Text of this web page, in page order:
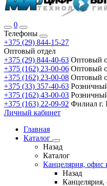
0
Телефоны
+375 (29) 844-15-27
Оптовый отдел
+375 (29) 844-40-63 Оптовый
+375 (162) 23-00-06 Оптовый
+375 (162) 23-00-08 Оптовый
+375 (33) 357-40-63
+375 (162) 43-00-03
+375 (163) 22-09-92 Филиал
Личный кабинет
Главная
Каталог
Назад
Каталог
Канцелярия, офис
Назад
Канцелярия,